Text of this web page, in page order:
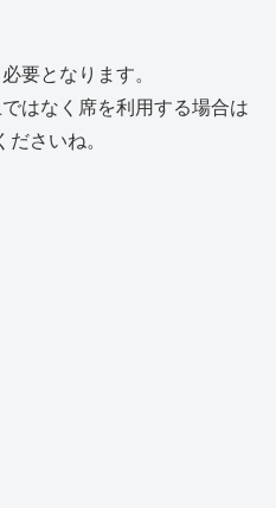
要となります。
はなく席を利用する場合は
さいね。